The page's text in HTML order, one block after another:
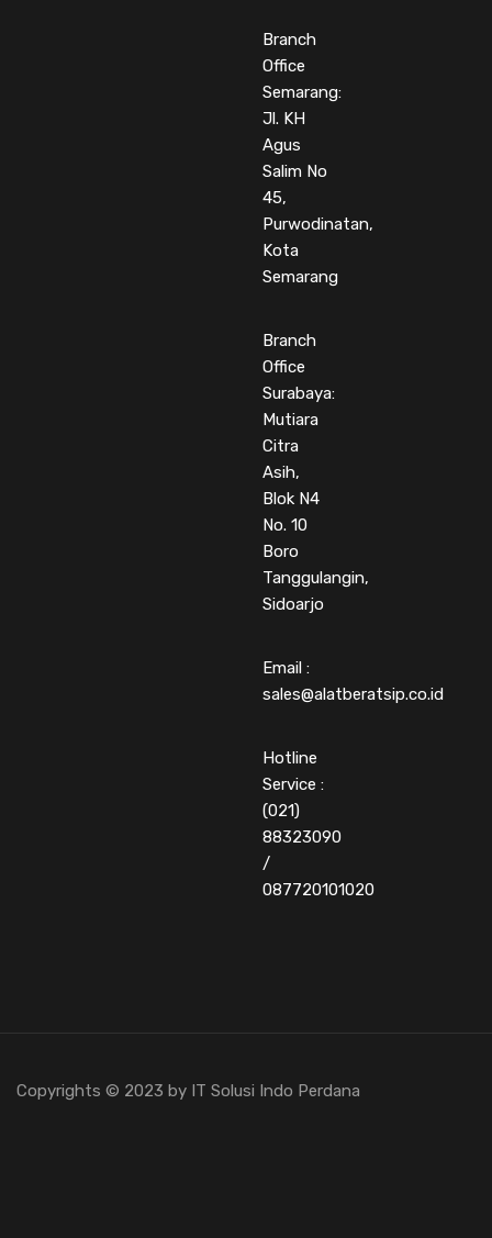
Branch
Office
Semarang:
Jl. KH
Agus
Salim No
45,
Purwodinatan,
Kota
Semarang
Branch
Office
Surabaya:
Mutiara
Citra
Asih,
Blok N4
No. 10
Boro
Tanggulangin,
Sidoarjo
Email :
sales@alatberatsip.co.id
Hotline
Service :
(021)
88323090
/
087720101020
Copyrights © 2023 by IT Solusi Indo Perdana